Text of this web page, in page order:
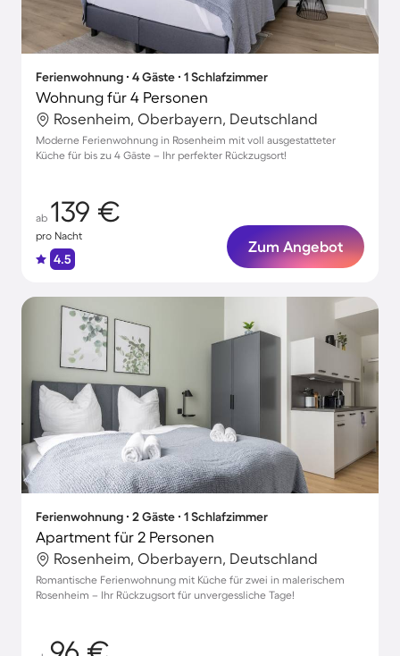
Ferienwohnung ∙ 4 Gäste ∙ 1 Schlafzimmer
Wohnung für 4 Personen
Rosenheim, Oberbayern, Deutschland
Moderne Ferienwohnung in Rosenheim mit voll ausgestatteter
Küche für bis zu 4 Gäste – Ihr perfekter Rückzugsort!
ab 139 €
pro Nacht
4.5
Zum Angebot
Ferienwohnung ∙ 2 Gäste ∙ 1 Schlafzimmer
Apartment für 2 Personen
Rosenheim, Oberbayern, Deutschland
Romantische Ferienwohnung mit Küche für zwei in malerischem
Rosenheim – Ihr Rückzugsort für unvergessliche Tage!